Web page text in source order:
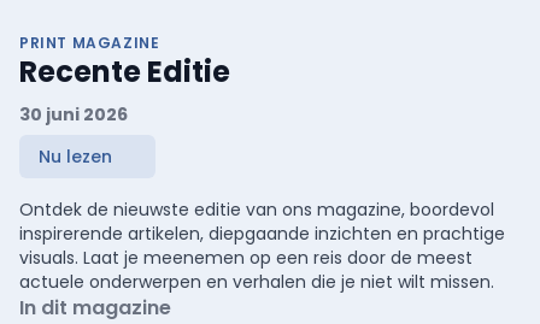
PRINT MAGAZINE
Recente Editie
30 juni 2026
Nu lezen
Ontdek de nieuwste editie van ons magazine, boordevol
inspirerende artikelen, diepgaande inzichten en prachtige
visuals. Laat je meenemen op een reis door de meest
actuele onderwerpen en verhalen die je niet wilt missen.
In dit magazine